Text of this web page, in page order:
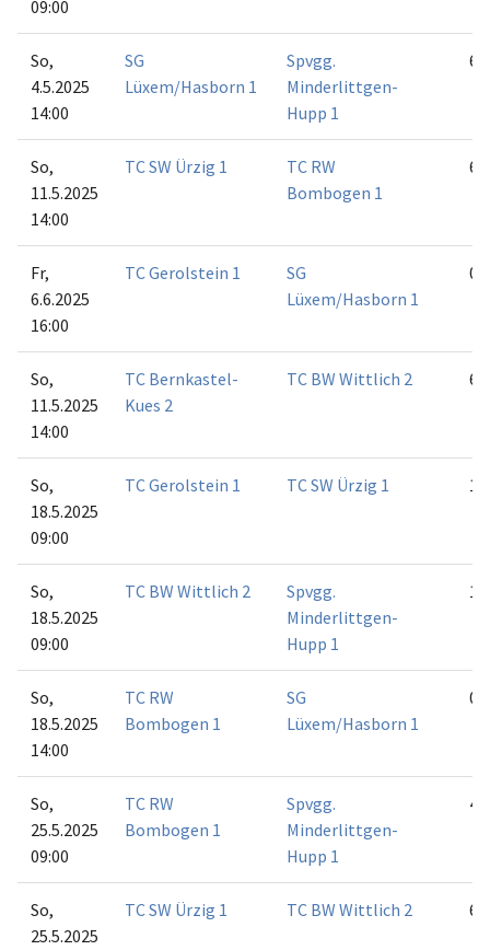
09:00
So,
4.5.2025
14:00
SG
Lüxem/Hasborn 1
Spvgg.
Minderlittgen-
Hupp 1
6:0
So,
11.5.2025
14:00
TC SW Ürzig 1
TC RW
Bombogen 1
6:0
Fr,
6.6.2025
16:00
TC Gerolstein 1
SG
Lüxem/Hasborn 1
0:6
So,
11.5.2025
14:00
TC Bernkastel-
Kues 2
TC BW Wittlich 2 6:0
So,
18.5.2025
09:00
TC Gerolstein 1 TC SW Ürzig 1 1:5
So,
18.5.2025
09:00
TC BW Wittlich 2
Spvgg.
Minderlittgen-
Hupp 1
1:5
So,
18.5.2025
14:00
TC RW
Bombogen 1
SG
Lüxem/Hasborn 1
0:6
So,
25.5.2025
09:00
TC RW
Bombogen 1
Spvgg.
Minderlittgen-
Hupp 1
4:2
So,
25.5.2025
TC SW Ürzig 1 TC BW Wittlich 2 6:0